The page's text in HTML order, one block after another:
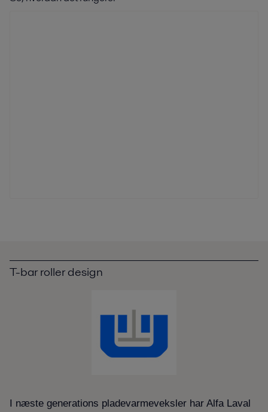
T-bar roller design
I næste generations pladevarmeveksler har Alfa Laval